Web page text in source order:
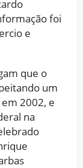
foi
e
que o
um
2002, e
na